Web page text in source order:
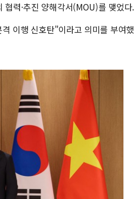
력·추진 양해각서(MOU)를 맺었다.
이행 신호탄"이라고 의미를 부여했